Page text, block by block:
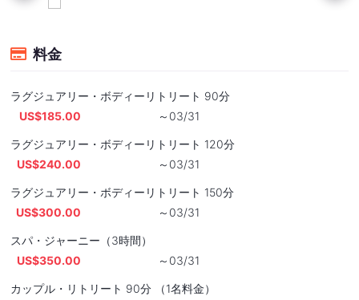
料金
ラグジュアリー・ボディーリトリート 90分
US$185.00
～03/31
ラグジュアリー・ボディーリトリート 120分
US$240.00
～03/31
ラグジュアリー・ボディーリトリート 150分
US$300.00
～03/31
スパ・ジャーニー（3時間）
US$350.00
～03/31
カップル・リトリート 90分 （1名料金）